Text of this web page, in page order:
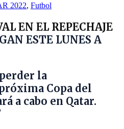
2022, Futbol
EN EL REPECHAJE
ESTE LUNES A
la
Copa del
a cabo en Qatar.